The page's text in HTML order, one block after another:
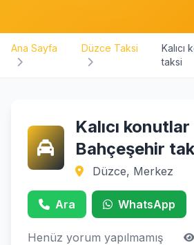
Ana Sayfa Düzce Taksi
Kalıcı
taksi
Kalıcı konutlar
Bahçeşehir
Düzce, Merkez
Ara WhatsApp
Henüz yorum yapılmamış